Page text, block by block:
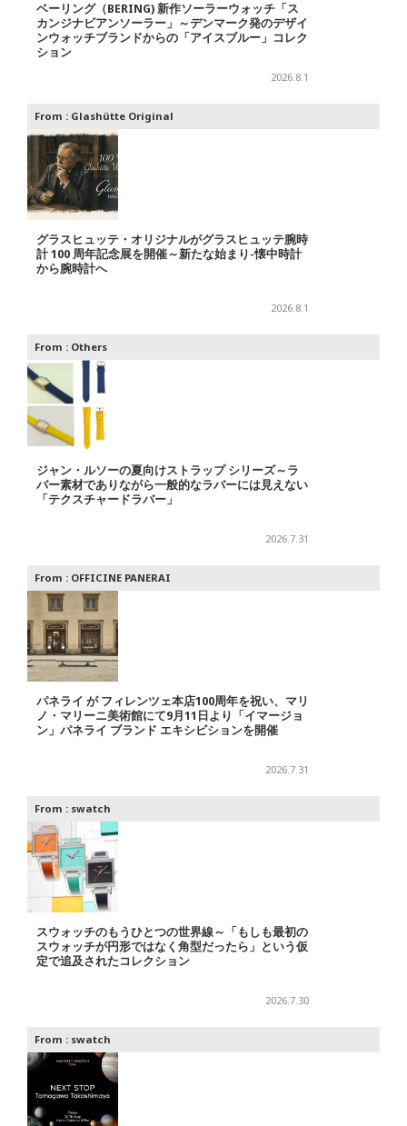
ベーリング（BERING) 新作ソーラーウォッチ「ス
カンジナビアンソーラー」～デンマーク発のデザイ
ンウォッチブランドからの「アイスブルー」コレク
ション
2026.8.1
From : Glashütte Original
グラスヒュッテ・オリジナルがグラスヒュッテ腕時
計 100 周年記念展を開催～新たな始まり-懐中時計
から腕時計へ
2026.8.1
From : Others
ジャン・ルソーの夏向けストラップ シリーズ～ラ
バー素材でありながら一般的なラバーには見えない
「テクスチャードラバー」
2026.7.31
From : OFFICINE PANERAI
パネライ が フィレンツェ本店100周年を祝い、マリ
ノ・マリーニ美術館にて9月11日より「イマージョ
ン」パネライ ブランド エキシビションを開催
2026.7.31
From : swatch
スウォッチのもうひとつの世界線～「もしも最初の
スウォッチが円形ではなく角型だったら」という仮
定で追及されたコレクション
2026.7.30
From : swatch